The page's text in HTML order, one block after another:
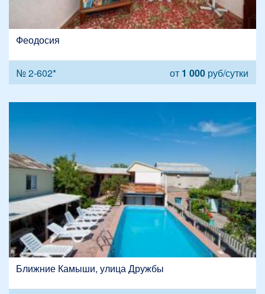
Феодосия
№ 2-602* от 1 000 руб/сутки
Ближние Камыши, улица Дружбы